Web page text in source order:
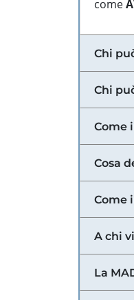
come
Chi
Chi
Come
Cosa
Come
A chi
La